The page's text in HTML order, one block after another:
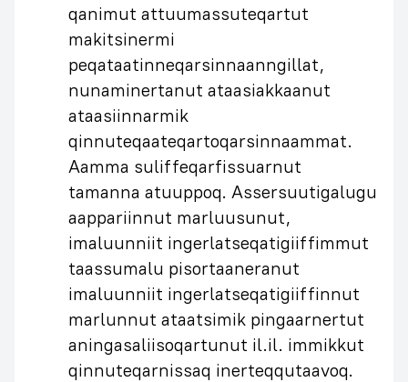
qanimut attuumassuteqartut
makitsinermi
peqataatinneqarsinnaanngillat,
nunaminertanut ataasiakkaanut
ataasiinnarmik
qinnuteqaateqartoqarsinnaammat.
Aamma suliffeqarfissuarnut
tamanna atuuppoq. Assersuutigalugu
aappariinnut marluusunut,
imaluunniit ingerlatseqatigiiffimmut
taassumalu pisortaaneranut
imaluunniit ingerlatseqatigiiffinnut
marlunnut ataatsimik pingaarnertut
aningasaliisoqartunut il.il. immikkut
qinnuteqarnissaq inerteqqutaavoq.